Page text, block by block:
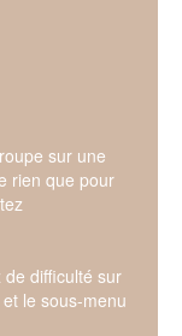
sur une
rien que pour
difficulté sur
le sous-menu